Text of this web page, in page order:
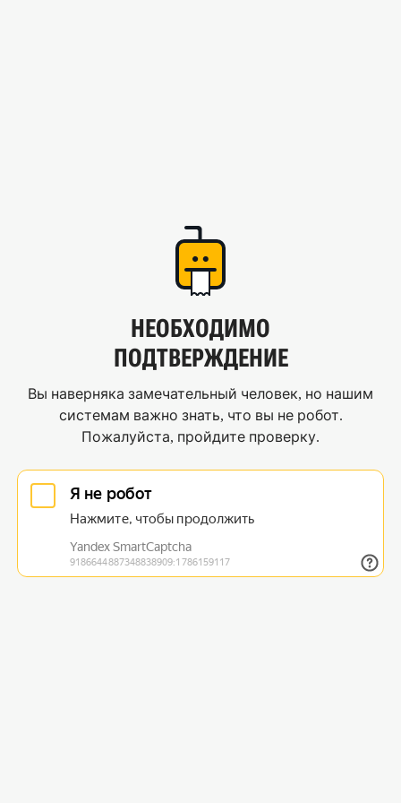
НЕОБХОДИМО
ПОДТВЕРЖДЕНИЕ
Вы наверняка замечательный человек, но нашим
системам важно знать, что вы не робот.
Пожалуйста, пройдите проверку.